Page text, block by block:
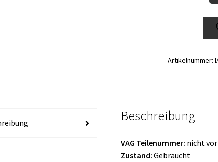
Artikelnummer:
Beschreibung
VAG Teilenummer: nicht
Zustand: Gebraucht